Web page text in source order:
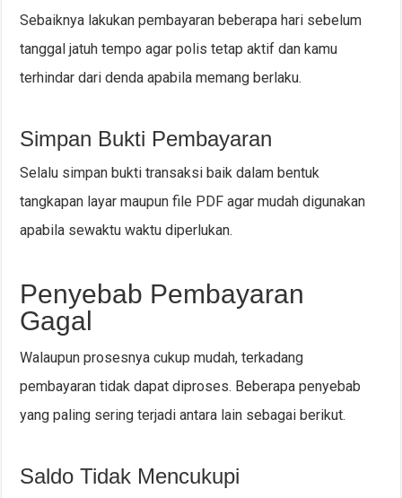
Sebaiknya lakukan pembayaran beberapa hari sebelum
tanggal jatuh tempo agar polis tetap aktif dan kamu
terhindar dari denda apabila memang berlaku.
Simpan Bukti Pembayaran
Selalu simpan bukti transaksi baik dalam bentuk
tangkapan layar maupun file PDF agar mudah digunakan
apabila sewaktu waktu diperlukan.
Penyebab Pembayaran
Gagal
Walaupun prosesnya cukup mudah, terkadang
pembayaran tidak dapat diproses. Beberapa penyebab
yang paling sering terjadi antara lain sebagai berikut.
Saldo Tidak Mencukupi